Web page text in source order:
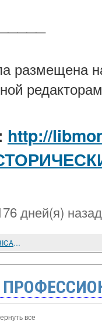
размещена
http://
дней(я) назад
ОБЗОР ЖУРНАЛА "THE ENGLISH HISTORICAL REVIEW". LONDON
все